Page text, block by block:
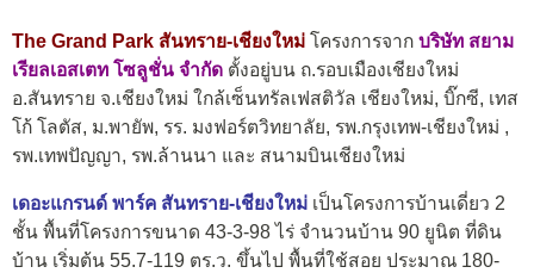
The Grand Park สันทราย-เชียงใหม่ โครงการจาก บริษัท สยาม
เรียลเอสเตท โซลูชั่น จำกัด ตั้งอยู่บน ถ.รอบเมืองเชียงใหม่
อ.สันทราย จ.เชียงใหม่ ใกล้เซ็นทรัลเฟสติวัล เชียงใหม่, บิ๊กซี, เทส
โก้ โลตัส, ม.พายัพ, รร. มงฟอร์ตวิทยาลัย, รพ.กรุงเทพ-เชียงใหม่ ,
รพ.เทพปัญญา, รพ.ล้านนา และ สนามบินเชียงใหม่
เดอะแกรนด์ พาร์ค สันทราย-เชียงใหม่ เป็นโครงการบ้านเดี่ยว 2
ชั้น พื้นที่โครงการขนาด 43-3-98 ไร่ จำนวนบ้าน 90 ยูนิต ที่ดิน
บ้าน เริ่มต้น 55.7-119 ตร.ว. ขึ้นไป พื้นที่ใช้สอย ประมาณ 180-